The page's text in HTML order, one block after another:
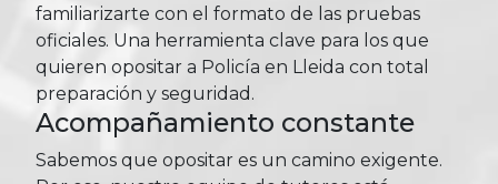
familiarizarte con el formato de las pruebas
oficiales. Una herramienta clave para los que
quieren opositar a Policía en Lleida con total
preparación y seguridad.
Acompañamiento constante
Sabemos que opositar es un camino exigente.